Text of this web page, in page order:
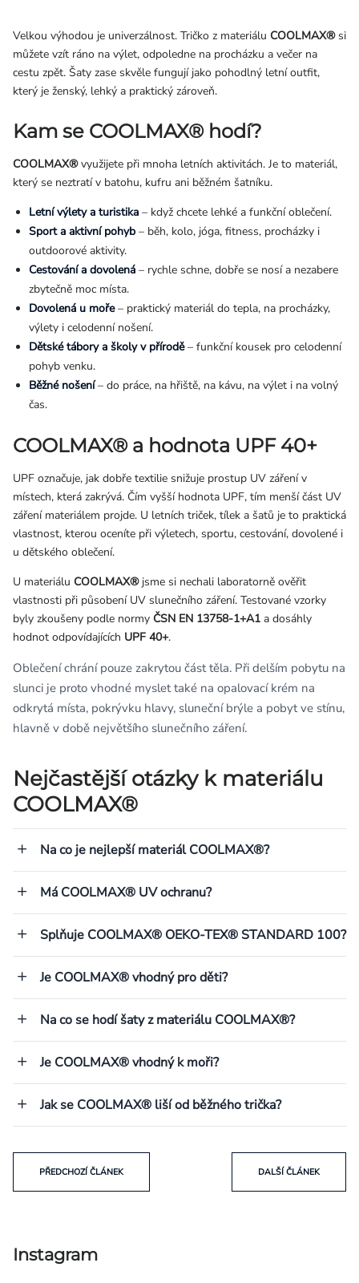
Velkou výhodou je univerzálnost. Tričko z materiálu COOLMAX®si
můžete vzít ráno na výlet, odpoledne na procházku a večer na
cestu zpět. Šaty zase skvěle fungují jako pohodlný letní outfit,
který je ženský, lehký a praktický zároveň.
Kam se COOLMAX® hodí?
COOLMAX®využijete při mnoha letních aktivitách. Je to materiál,
který se neztratí v batohu, kufru ani běžném šatníku.
Letní výlety a turistika – když chcete lehké a funkční oblečení.
Sport a aktivní pohyb – běh, kolo, jóga, fitness, procházky i
outdoorové aktivity.
Cestování a dovolená – rychle schne, dobře se nosí a nezabere
zbytečně moc místa.
Dovolená u moře– praktický materiál do tepla, na procházky,
výlety i celodenní nošení.
Dětské tábory a školy v přírodě– funkční kousek pro celodenní
pohyb venku.
Běžné nošení– do práce, na hřiště, na kávu, na výlet i na volný
čas.
COOLMAX® a hodnota UPF 40+
UPF označuje, jak dobře textilie snižuje prostup UV záření v
místech, která zakrývá. Čím vyšší hodnota UPF, tím menší část UV
záření materiálem projde. U letních triček, tílek a šatů je to praktická
vlastnost, kterou oceníte při výletech, sportu, cestování, dovolené i
u dětského oblečení.
U materiálu COOLMAX®jsme si nechali laboratorně ověřit
vlastnosti při působení UV slunečního záření. Testované vzorky
byly zkoušeny podle normy ČSN EN 13758-1+A1 a dosáhly
hodnot odpovídajících UPF 40+.
Oblečení chrání pouze zakrytou část těla. Při delším pobytu na
slunci je proto vhodné myslet také na opalovací krém na
odkrytá místa, pokrývku hlavy, sluneční brýle a pobyt ve stínu,
hlavně v době největšího slunečního záření.
Nejčastější otázky k materiálu
COOLMAX®
Na co je nejlepší materiál COOLMAX®?
Má COOLMAX® UV ochranu?
Splňuje COOLMAX® OEKO-TEX® STANDARD 100?
Je COOLMAX® vhodný pro děti?
Na co se hodí šaty z materiálu COOLMAX®?
Je COOLMAX® vhodný k moři?
Jak se COOLMAX® liší od běžného trička?
PŘEDCHOZÍ ČLÁNEK DALŠÍ ČLÁNEK
Instagram